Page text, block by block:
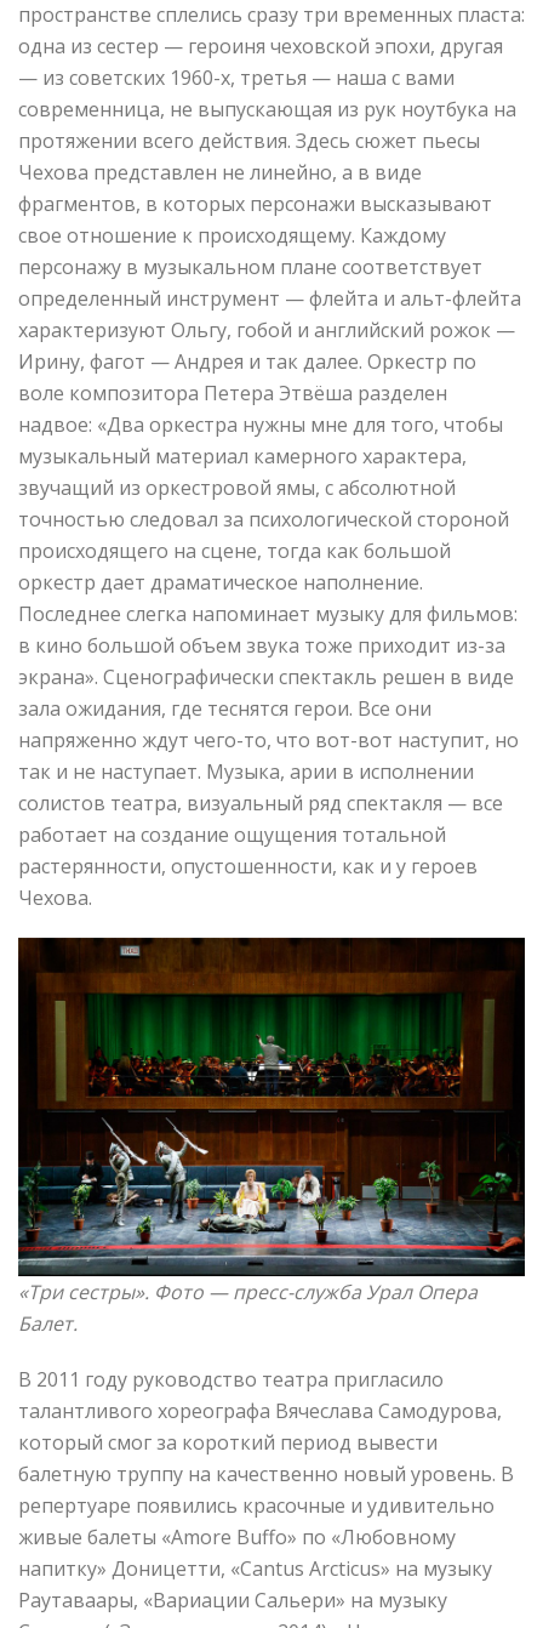
пространстве сплелись сразу три временных пласта:
одна из сестер — героиня чеховской эпохи, другая
— из советских 1960-х, третья — наша с вами
современница, не выпускающая из рук ноутбука на
протяжении всего действия. Здесь сюжет пьесы
Чехова представлен не линейно, а в виде
фрагментов, в которых персонажи высказывают
свое отношение к происходящему. Каждому
персонажу в музыкальном плане соответствует
определенный инструмент — флейта и альт-флейта
характеризуют Ольгу, гобой и английский рожок —
Ирину, фагот — Андрея и так далее. Оркестр по
воле композитора Петера Этвёша разделен
надвое: «Два оркестра нужны мне для того, чтобы
музыкальный материал камерного характера,
звучащий из оркестровой ямы, с абсолютной
точностью следовал за психологической стороной
происходящего на сцене, тогда как большой
оркестр дает драматическое наполнение.
Последнее слегка напоминает музыку для фильмов:
в кино большой объем звука тоже приходит из-за
экрана». Сценографически спектакль решен в виде
зала ожидания, где теснятся герои. Все они
напряженно ждут чего-то, что вот-вот наступит, но
так и не наступает. Музыка, арии в исполнении
солистов театра, визуальный ряд спектакля — все
работает на создание ощущения тотальной
растерянности, опустошенности, как и у героев
Чехова.
«Три сестры». Фото — пресс-служба Урал Опера
Балет.
В 2011 году руководство театра пригласило
талантливого хореографа Вячеслава Самодурова,
который смог за короткий период вывести
балетную труппу на качественно новый уровень. В
репертуаре появились красочные и удивительно
живые балеты «Amore Buffo» по «Любовному
напитку» Доницетти, «Cantus Arcticus» на музыку
Раутаваары, «Вариации Сальери» на музыку